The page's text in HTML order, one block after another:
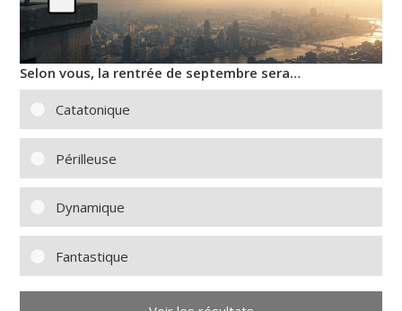
Selon vous, la rentrée de septembre sera…
Catatonique
Périlleuse
Dynamique
Fantastique